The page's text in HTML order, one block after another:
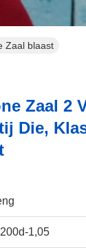
Zaal blaast
Zaal 2
Die,
1,05